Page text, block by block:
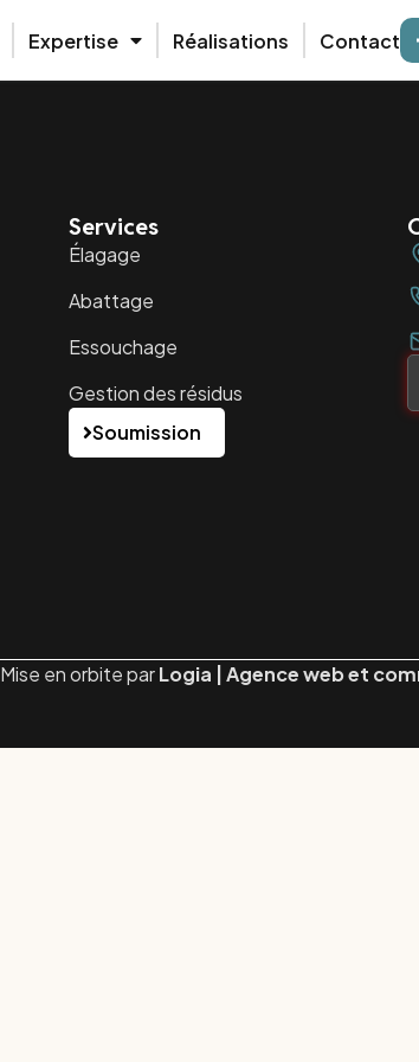
Expertise Réalisations Contact
Services
Élagage
Abattage
Essouchage
Gestion des résidus
Soumission
Mise en orbite parLogia | Agence web et